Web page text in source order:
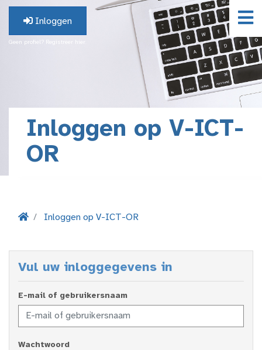
Inloggen
Geen profiel? Registreer hier.
Inloggen op V-ICT-
OR
Inloggen op V-ICT-OR
Vul uw inloggegevens in
E-mail of gebruikersnaam
Wachtwoord